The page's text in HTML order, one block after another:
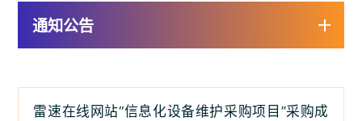
通知公告
雷速在线网站“信息化设备维护采购项目”采购成